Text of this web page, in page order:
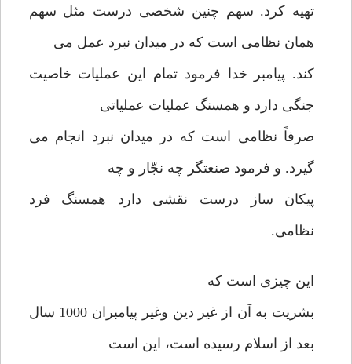
تهیه کرد. سهم چنین شخصی درست مثل سهم
همان نظامی است که در میدان نبرد عمل می
کند. پیامبر خدا فرمود تمام این عملیات خاصیت
جنگی دارد و همسنگ عملیات عملیاتی
صرفاً نظامی است که در میدان نبرد انجام می
گیرد. و فرمود صنعتگر چه نجّار و چه
پیکان ساز درست نقشی دارد همسنگ فرد
نظامی.
این چیزی است که
بشریت به آن از غیر دین وغیر پیامبران 1000 سال
بعد از اسلام رسیده است، این است